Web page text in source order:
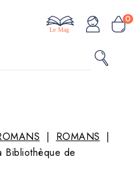
0
Le Mag
ROMANS
Bibliothèque de